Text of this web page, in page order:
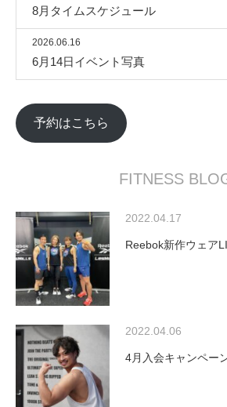
8月タイムスケジュール
2026.06.16
6月14日イベント写真
予約はこちら
FITNESS
2022.04.17
Reebok新作ウェア
2022.04.06
4月入会キャンペー